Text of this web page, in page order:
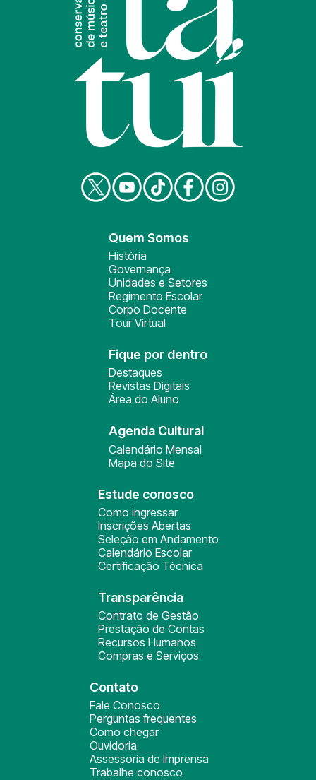
Quem Somos
História
Governança
Unidades e Setores
Regimento Escolar
Corpo Docente
Tour Virtual
Fique por dentro
Destaques
Revistas Digitais
Área do Aluno
Agenda Cultural
Calendário Mensal
Mapa do Site
Estude conosco
Como ingressar
Inscrições Abertas
Seleção em Andamento
Calendário Escolar
Certificação Técnica
Transparência
Contrato de Gestão
Prestação de Contas
Recursos Humanos
Compras e Serviços
Contato
Fale Conosco
Perguntas frequentes
Como chegar
Ouvidoria
Assessoria de Imprensa
Trabalhe conosco